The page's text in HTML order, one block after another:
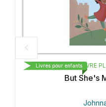
EDITION
Vedette